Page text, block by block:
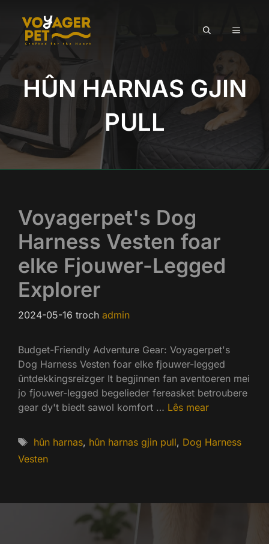
ynhâld
MENU
HÛN HARNAS GJIN
PULL
Voyagerpet's Dog
Harness Vesten foar
elke Fjouwer-Legged
Explorer
2024-05-16 troch admin
Budget-Friendly Adventure Gear: Voyagerpet's
Dog Harness Vesten foar elke fjouwer-legged
ûntdekkingsreizger It begjinnen fan aventoeren mei
jo fjouwer-legged begelieder fereasket betroubere
gear dy't biedt sawol komfort … Lês mear
Tags
hûn harnas, hûn harnas gjin pull, Dog Harness
Vesten